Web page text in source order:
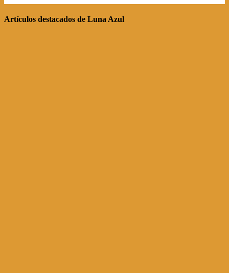
Artículos destacados de Luna Azul